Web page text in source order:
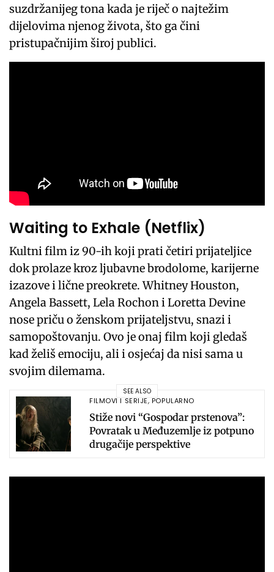
suzdržanijeg tona kada je riječ o najtežim
dijelovima njenog života, što ga čini
pristupačnijim široj publici.
Waiting to Exhale (Netflix)
Kultni film iz 90-ih koji prati četiri prijateljice
dok prolaze kroz ljubavne brodolome, karijerne
izazove i lične preokrete. Whitney Houston,
Angela Bassett, Lela Rochon i Loretta Devine
nose priču o ženskom prijateljstvu, snazi i
samopoštovanju. Ovo je onaj film koji gledaš
kad želiš emociju, ali i osjećaj da nisi sama u
svojim dilemama.
SEE ALSO
FILMOVI I SERIJE, POPULARNO
Stiže novi “Gospodar prstenova”:
Povratak u Međuzemlje iz potpuno
drugačije perspektive